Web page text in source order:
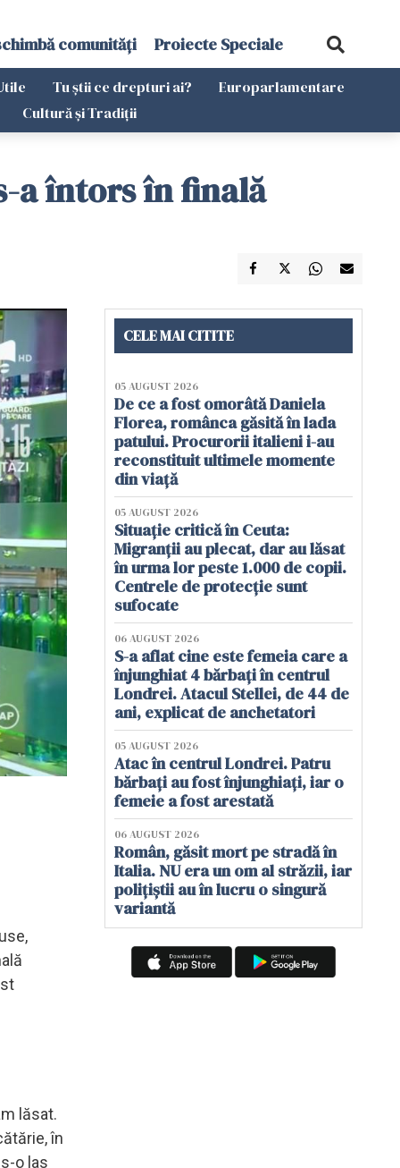
comunități Proiecte Speciale
Tu știi ce drepturi ai?
Europarlamentare
Cultură și Tradiții
a întors în finală
lăsat.
în
o las
CELE MAI CITITE
05 AUGUST 2026
De ce a fost omorâtă Daniela
Florea, românca găsită în lada
patului. Procurorii italieni i-au
reconstituit ultimele momente
din viață
05 AUGUST 2026
Situație critică în Ceuta:
Migranții au plecat, dar au lăsat
în urma lor peste 1.000 de copii.
Centrele de protecție sunt
sufocate
06 AUGUST 2026
S-a aflat cine este femeia care a
înjunghiat 4 bărbați în centrul
Londrei. Atacul Stellei, de 44 de
ani, explicat de anchetatori
05 AUGUST 2026
Atac în centrul Londrei. Patru
bărbați au fost înjunghiați, iar o
femeie a fost arestată
06 AUGUST 2026
Român, găsit mort pe stradă în
Italia. NU era un om al străzii, iar
polițiștii au în lucru o singură
variantă